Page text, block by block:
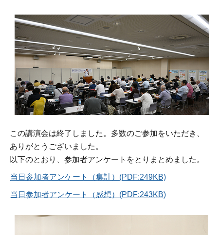
この講演会は終了しました。多数のご参加をいただき、
ありがとうございました。
以下のとおり、参加者アンケートをとりまとめました。
当日参加者アンケート（集計）(PDF:249KB)
当日参加者アンケート（感想）(PDF:243KB)